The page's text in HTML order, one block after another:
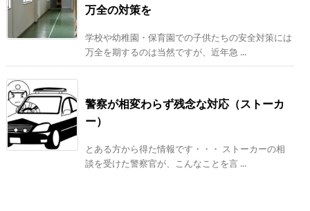
万全の対策を
学校や幼稚園・保育園での子供たちの安全対策には
万全を期するのは当然ですが、近年急 ...
警察が相変わらず残念な対応（ストーカ
ー）
とある方から得た情報です・・・ ストーカーの相
談を受けた警察官が、こんなことを言 ...